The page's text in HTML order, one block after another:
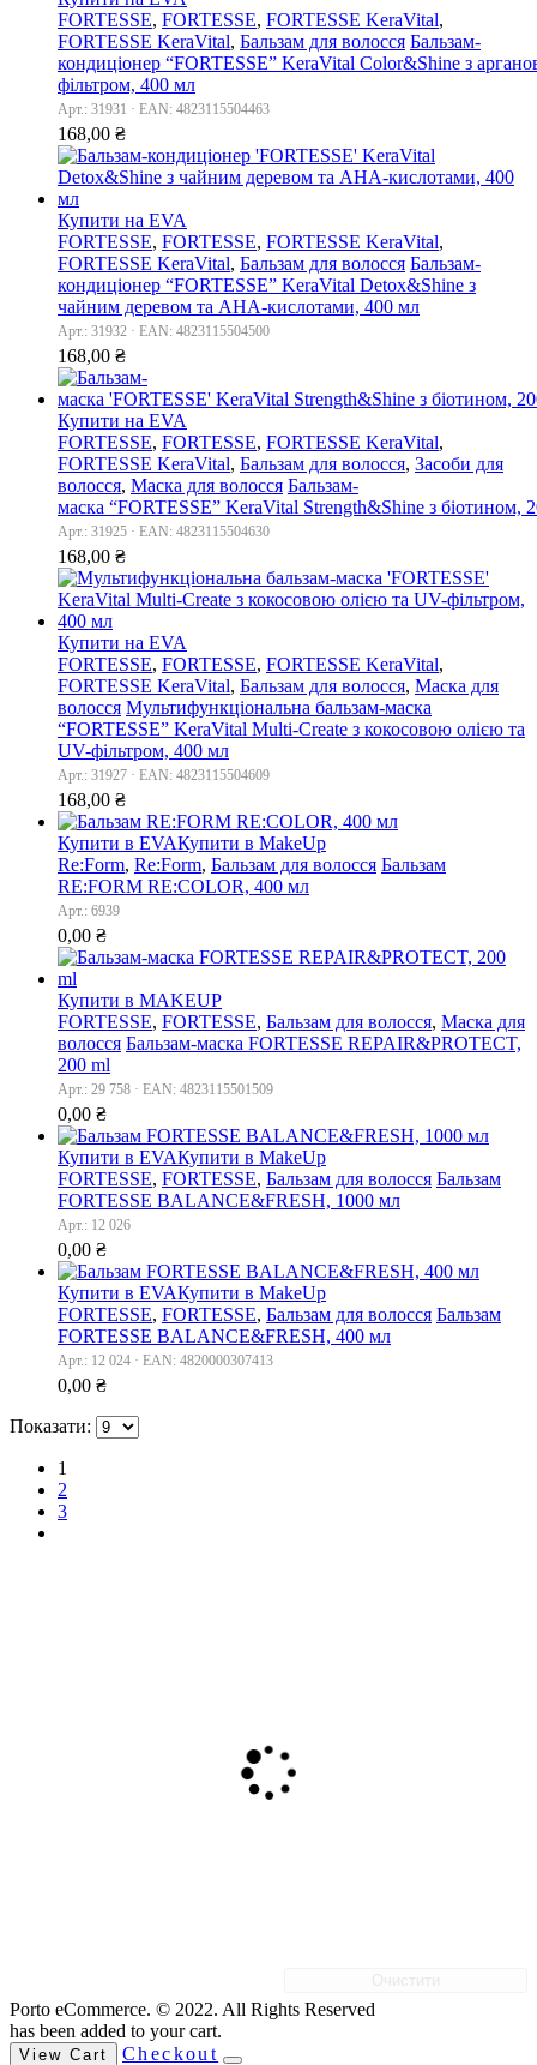
FORTESSE, FORTESSE, FORTESSE KeraVital,
FORTESSE KeraVital, Бальзам для волосся Бальзам-
кондиціонер “FORTESSE” KeraVital Color&Shine з
фільтром, 400 мл
Арт.: 31931 · EAN: 4823115504463
168,00 ₴
Купити на EVA
FORTESSE, FORTESSE, FORTESSE KeraVital,
FORTESSE KeraVital, Бальзам для волосся Бальзам-
кондиціонер “FORTESSE” KeraVital Detox&Shine з
чайним деревом та AHA-кислотами, 400 мл
Арт.: 31932 · EAN: 4823115504500
168,00 ₴
Купити на EVA
FORTESSE, FORTESSE, FORTESSE KeraVital,
FORTESSE KeraVital, Бальзам для волосся, Засоби для
волосся, Маска для волосся Бальзам-
маска “FORTESSE” KeraVital Strength&Shine з біотином,
Арт.: 31925 · EAN: 4823115504630
168,00 ₴
Купити на EVA
FORTESSE, FORTESSE, FORTESSE KeraVital,
FORTESSE KeraVital, Бальзам для волосся, Маска для
волосся Мультифункціональна бальзам-маска
“FORTESSE” KeraVital Multi-Сreate з кокосовою олією та
UV-фільтром, 400 мл
Арт.: 31927 · EAN: 4823115504609
168,00 ₴
Купити в EVAКупити в MakeUp
Re:Form, Re:Form, Бальзам для волосся Бальзам
RE:FORM RE:COLOR, 400 мл
Арт.: 6939
0,00 ₴
Купити в MAKEUP
FORTESSE, FORTESSE, Бальзам для волосся, Маска для
волосся Бальзам-маска FORTESSE REPAIR&PROTECT,
200 ml
Арт.: 29 758 · EAN: 4823115501509
0,00 ₴
Купити в EVAКупити в MakeUp
FORTESSE, FORTESSE, Бальзам для волосся Бальзам
FORTESSE BALANCE&FRESH, 1000 мл
Арт.: 12 026
0,00 ₴
Купити в EVAКупити в MakeUp
FORTESSE, FORTESSE, Бальзам для волосся Бальзам
FORTESSE BALANCE&FRESH, 400 мл
Арт.: 12 024 · EAN: 4820000307413
0,00 ₴
Показати:
1
2
3
Porto eCommerce. © 2022. All Rights Reserved
has been added to your cart.
View Cart Checkout